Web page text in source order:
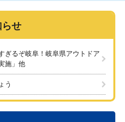
せ
ぎるぞ岐阜！岐阜県アウトドア
施」他
う